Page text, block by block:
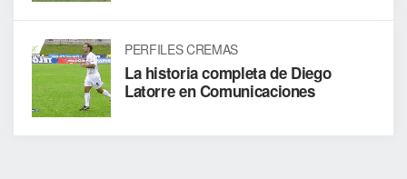
PERFILES CREMAS
La historia completa de Diego
Latorre en Comunicaciones